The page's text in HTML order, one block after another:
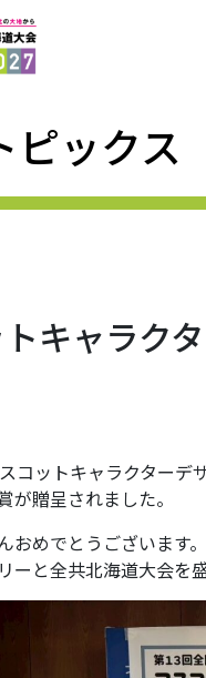
ピックス
キャラク
コットキャラクターデ
が贈呈されました。
めでとうございます。
ーと全共北海道大会を